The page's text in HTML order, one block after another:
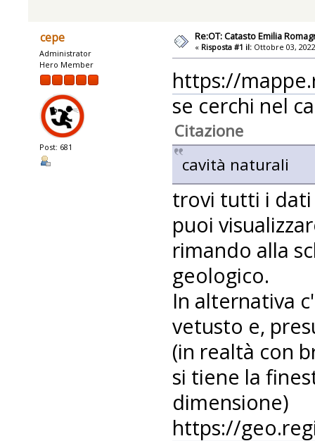
cepe
Administrator
Hero Member
Post: 681
Re:OT: Catasto Emilia
« Risposta #1 il: Ottobre 03,
https://
se cerchi nel
Citazione
cavità naturali
trovi tutti i dati
puoi
rimando alla
geologico.
In alternativa
vetusto e,
(in realtà con
si tiene la
dimensione)
https://